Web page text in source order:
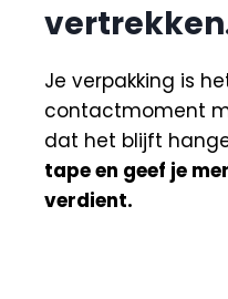
Je verpakking is
contactmoment
dat het blijft
tape en geef je
verdient.